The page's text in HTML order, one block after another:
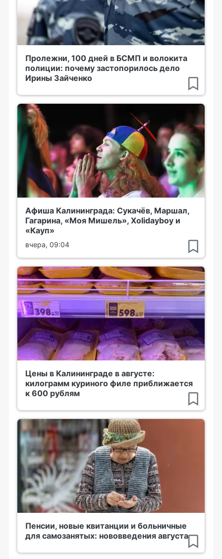
Пролежни, 100 дней в БСМП и волокита
полиции: почему застопорилось дело
Ирины Зайченко
Афиша Калининграда: Сукачёв, Маршал,
Гагарина, «Моя Мишель», Xolidayboy и
«Кауп»
вчера, 09:04
Цены в Калининграде в августе:
килограмм куриного филе приближается
к 600 рублям
Пенсии, новые квитанции и больничные
для самозанятых: нововведения августа